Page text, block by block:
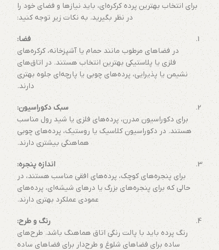
برای انتخاب بهترین پرده کرکره‌ای، باید نیازها و فضای خود را
در نظر بگیرید. به نکات زیر توجه کنید:
فضا:
در فضاهای مرطوب مانند حمام یا آشپزخانه، کرکره‌های
فلزی یا پلاستیکی بهترین انتخاب هستند. در اتاق‌های
نشیمن یا پذیرایی، پرده‌های چوبی یا پارچه‌ای جلوه بهتری
دارند.
سبک دکوراسیون:
برای دکوراسیون مدرن، پرده‌های فلزی یا شید رول مناسب
هستند. در دکوراسیون کلاسیک یا روستیک، پرده‌های چوبی
هماهنگی بیشتری دارند.
اندازه پنجره:
برای پنجره‌های کوچک، پرده‌های افقی مناسب هستند، در
حالی که برای پنجره‌های بزرگ یا درهای شیشه‌ای، پرده‌های
عمودی عملکرد بهتری دارند.
رنگ و طرح:
رنگ پرده باید با پالت رنگی اتاق هماهنگ باشد. طرح‌های
ساده برای فضاهای شلوغ و طرح‌دار برای فضاهای ساده